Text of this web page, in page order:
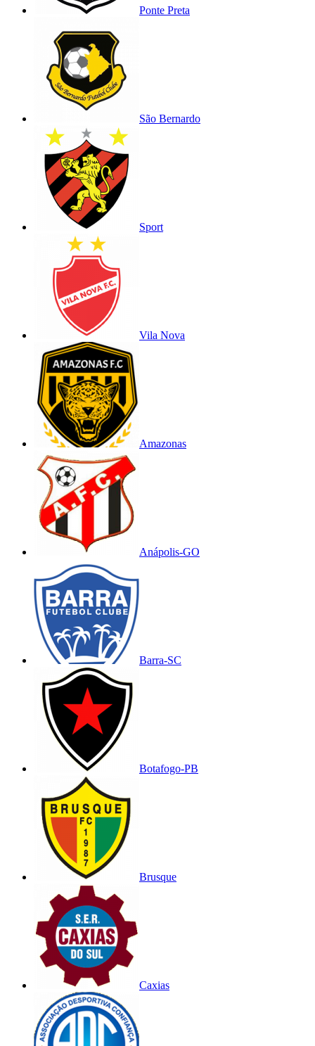
Ponte Preta
São Bernardo
Sport
Vila Nova
Amazonas
Anápolis-GO
Barra-SC
Botafogo-PB
Brusque
Caxias